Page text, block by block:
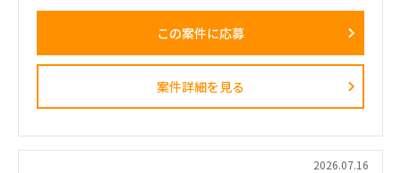
・稟議通過後の実務（POCフェーズ）におけるプロジェクト
・3ヶ月間の検証マイルストーン（ガントチャート等）の設計
・市場調査、ヒアリング対象（パートナー等）の調査・選定・
実行。
デート。
・事業計画、ターゲット層の選定、市場規模の再見直し。
・週1回または隔週1回程度の定例ミーティングへの参加、お
この案件に応募
案件詳細を見る
2026.07.16